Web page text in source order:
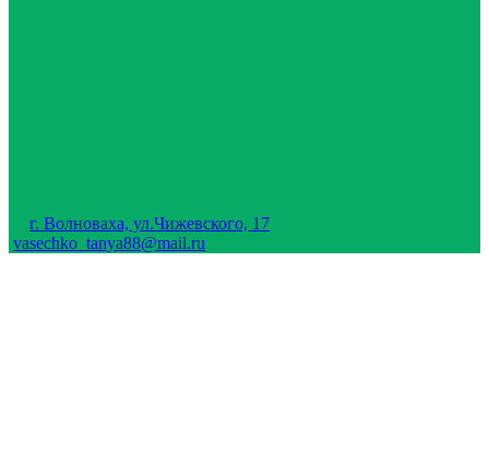
г. Волноваха, ул.Чижевского, 17
vasechko_tanya88@mail.ru